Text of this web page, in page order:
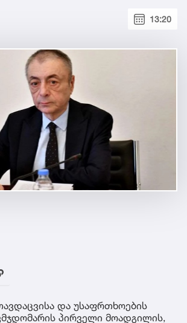
13:20
და უსაფრთხოების
პირველი მოადგილის,